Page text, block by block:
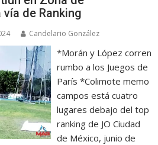
de Ranking
Candelario González
*Morán y López corren
rumbo a los Juegos de
París *Colimote memo
campos está cuatro
lugares debajo del top
ranking de JO Ciudad
de México, junio de